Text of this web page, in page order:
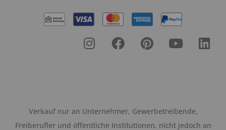
Verkauf nur an Unternehmer, Gewerbetreibende,
Freiberufler und öffentliche Institutionen, nicht jedoch an